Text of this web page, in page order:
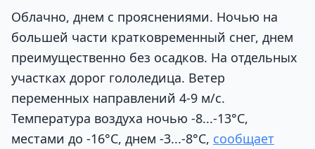
Облачно, днем с прояснениями. Ночью на
большей части кратковременный снег, днем
преимущественно без осадков. На отдельных
участках дорог гололедица. Ветер
переменных направлений 4-9 м/с.
Температура воздуха ночью -8...-13°C,
местами до -16°C, днем -3...-8°C, сообщает